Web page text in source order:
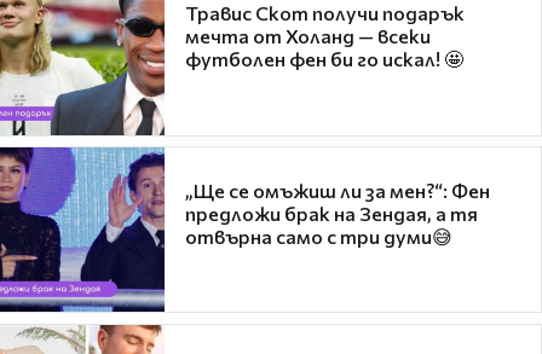
Травис Скот получи подарък
мечта от Холанд — всеки
футболен фен би го искал! 🤩
„Ще се омъжиш ли за мен?“: Фен
предложи брак на Зендая, а тя
отвърна само с три думи😅